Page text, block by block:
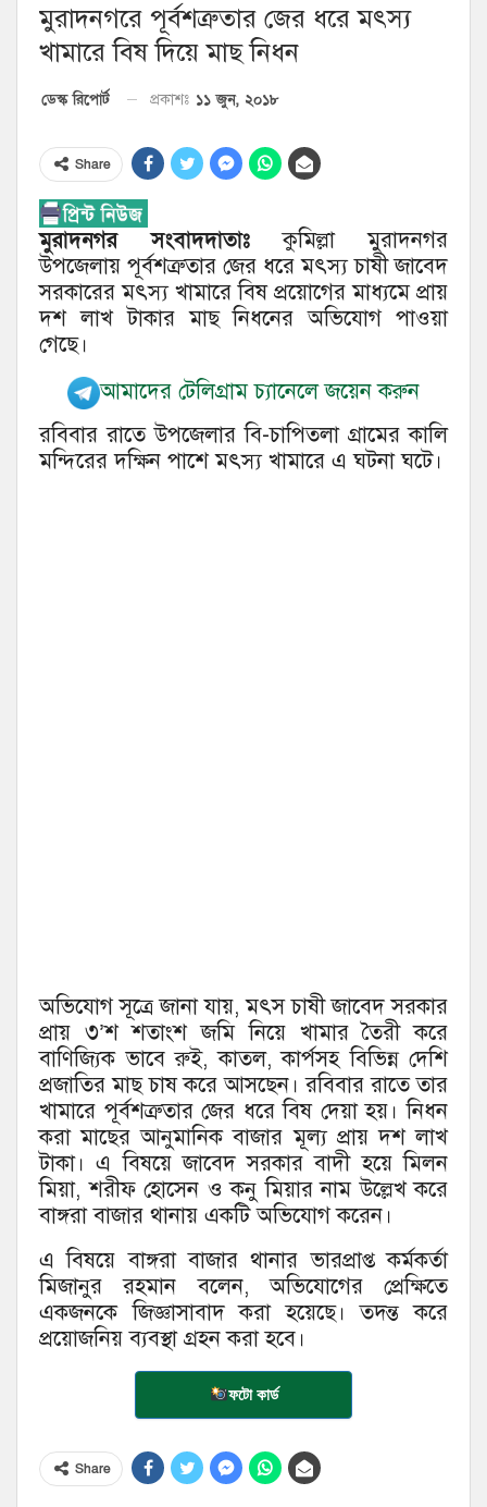
মুরাদনগরে পূর্বশত্রুতার জের ধরে মৎস্য
খামারে বিষ দিয়ে মাছ নিধন
ডেস্ক রিপোর্ট প্রকাশঃ ১১ জুন, ২০১৮
Share
মুরাদনগর সংবাদদাতাঃ কুমিল্লা মুরাদনগর
উপজেলায় পূর্বশত্রুতার জের ধরে মৎস্য চাষী জাবেদ
সরকারের মৎস্য খামারে বিষ প্রয়োগের মাধ্যমে প্রায়
দশ লাখ টাকার মাছ নিধনের অভিযোগ পাওয়া
গেছে।
আমাদের টেলিগ্রাম চ্যানেলে জয়েন করুন
রবিবার রাতে উপজেলার বি-চাপিতলা গ্রামের কালি
মন্দিরের দক্ষিন পাশে মৎস্য খামারে এ ঘটনা ঘটে।
অভিযোগ সূত্রে জানা যায়, মৎস চাষী জাবেদ সরকার
প্রায় ৩’শ শতাংশ জমি নিয়ে খামার তৈরী করে
বাণিজ্যিক ভাবে রুই, কাতল, কার্পসহ বিভিন্ন দেশি
প্রজাতির মাছ চাষ করে আসছেন। রবিবার রাতে তার
খামারে পূর্বশত্রুতার জের ধরে বিষ দেয়া হয়। নিধন
করা মাছের আনুমানিক বাজার মূল্য প্রায় দশ লাখ
টাকা। এ বিষয়ে জাবেদ সরকার বাদী হয়ে মিলন
মিয়া, শরীফ হোসেন ও কনু মিয়ার নাম উল্লেখ করে
বাঙ্গরা বাজার থানায় একটি অভিযোগ করেন।
এ বিষয়ে বাঙ্গরা বাজার থানার ভারপ্রাপ্ত কর্মকর্তা
মিজানুর রহমান বলেন, অভিযোগের প্রেক্ষিতে
একজনকে জিজ্ঞাসাবাদ করা হয়েছে। তদন্ত করে
প্রয়োজনিয় ব্যবস্থা গ্রহন করা হবে।
ফটো কার্ড
Share